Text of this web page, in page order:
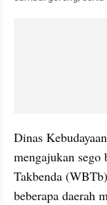
Dinas
mengajukan sego
Takbenda
beberapa daerah